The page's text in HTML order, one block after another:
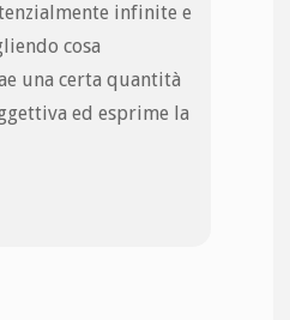
infinite e
cosa
una certa quantità
ed esprime la